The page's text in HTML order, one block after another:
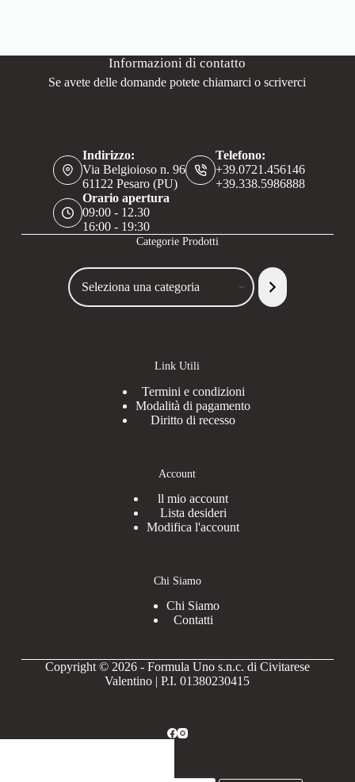
Informazioni di contatto
Se avete delle domande potete chiamarci o scriverci
Indirizzo:
Via Belgioioso n. 96
61122 Pesaro (PU)
Telefono:
+39.0721.456146
+39.338.5986888
Orario apertura
09:00 - 12.30
16:00 - 19:30
Categorie Prodotti
Seleziona
una
categoria
Link Utili
Termini e condizioni
Modalità di pagamento
Diritto di recesso
Account
ll mio account
Lista desideri
Modifica l'account
Chi Siamo
Chi Siamo
Contatti
Copyright © 2026 - Formula Uno s.n.c. di Civitarese
Valentino | P.I. 01380230415